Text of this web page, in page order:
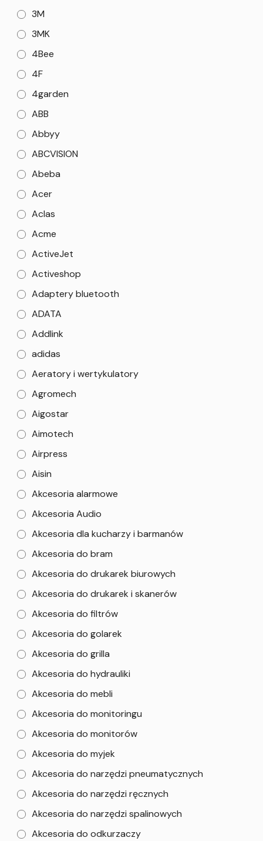
3M
3MK
4Bee
4F
4garden
ABB
Abbyy
ABCVISION
Abeba
Acer
Aclas
Acme
ActiveJet
Activeshop
Adaptery bluetooth
ADATA
Addlink
adidas
Aeratory i wertykulatory
Agromech
Aigostar
Aimotech
Airpress
Aisin
Akcesoria alarmowe
Akcesoria Audio
Akcesoria dla kucharzy i barmanów
Akcesoria do bram
Akcesoria do drukarek biurowych
Akcesoria do drukarek i skanerów
Akcesoria do filtrów
Akcesoria do golarek
Akcesoria do grilla
Akcesoria do hydrauliki
Akcesoria do mebli
Akcesoria do monitoringu
Akcesoria do monitorów
Akcesoria do myjek
Akcesoria do narzędzi pneumatycznych
Akcesoria do narzędzi ręcznych
Akcesoria do narzędzi spalinowych
Akcesoria do odkurzaczy